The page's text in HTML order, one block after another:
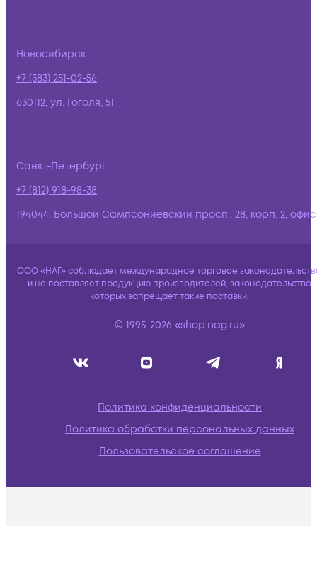
Новосибирск
+7 (383) 251-02-56
630112, ул. Гоголя, 51
Санкт-Петербург
+7 (812) 918-98-38
194044, Большой Сампсониевский просп., 28, корп. 2,
ООО «НАГ» соблюдает международное торговое
и не поставляет продукцию производителей, законодательство
которых запрещает такие поставки.
© 1995-2026 «shop.nag.ru»
Политика конфиденциальности
Политика обработки персональных данных
Пользовательское соглашение